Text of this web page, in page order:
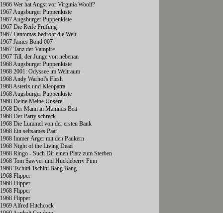
1966 Wer hat Angst vor Virginia Woolf?
1967 Augsburger Puppenkiste
1967 Augsburger Puppenkiste
1967 Die Reife Prüfung
1967 Fantomas bedroht die Welt
1967 James Bond 007
1967 Tanz der Vampire
1967 Till, der Junge von nebenan
1968 Augsburger Puppenkiste
1968 2001: Odyssee im Weltraum
1968 Andy Warhol's Flesh
1968 Asterix und Kleopatra
1968 Augsburger Puppenkiste
1968 Deine Meine Unsere
1968 Der Mann in Mammis Bett
1968 Der Party schreck
1968 Die Lümmel von der ersten Bank
1968 Ein seltsames Paar
1968 Immer Ärger mit den Paukern
1968 Night of the Living Dead
1968 Ringo - Such Dir einen Platz zum Sterben
1968 Tom Sawyer und Huckleberry Finn
1968 Tschitti Tschitti Bäng Bäng
1968 Flipper
1968 Flipper
1968 Flipper
1968 Flipper
1969 Alfred Hitchcock